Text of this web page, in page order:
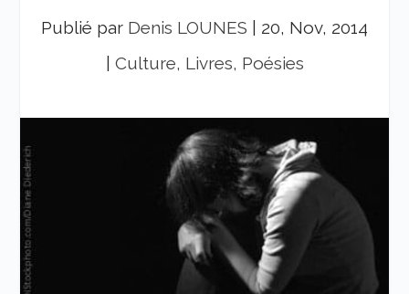
Publié par Denis LOUNES
20, Nov, 2014
Culture, Livres, Poésies